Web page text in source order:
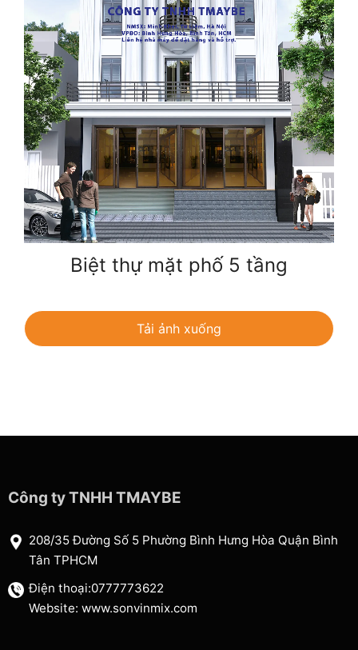
Biệt thự mặt phố 5 tầng
Tải ảnh xuống
Công ty TNHH TMAYBE
208/35 Đường Số 5 Phường Bình Hưng Hòa Quận Bình
Tân TPHCM
Điện thoại:0777773622
Website: www.sonvinmix.com